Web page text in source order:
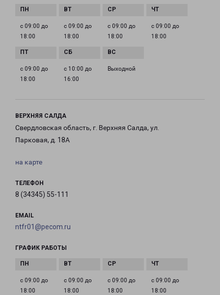
с 09:00 до
18:00
с 09:00 до
18:00
с 09:00 до
18:00
с 09:00 до
18:00
с 09:00 до
18:00
с 10:00 до
16:00
Выходной
ВЕРХНЯЯ САЛДА
Свердловская область, г. Верхняя Салда, ул.
Парковая, д. 18А
на карте
ТЕЛЕФОН
8 (34345) 55-111
EMAIL
ntfr01@pecom.ru
ГРАФИК РАБОТЫ
с 09:00 до
18:00
с 09:00 до
18:00
с 09:00 до
18:00
с 09:00 до
18:00